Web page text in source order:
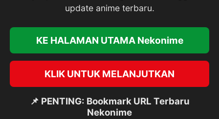
update anime terbaru.
KE HALAMAN UTAMA Nekonime
KLIK UNTUK MELANJUTKAN
📌 PENTING: Bookmark URL Terbaru
Nekonime